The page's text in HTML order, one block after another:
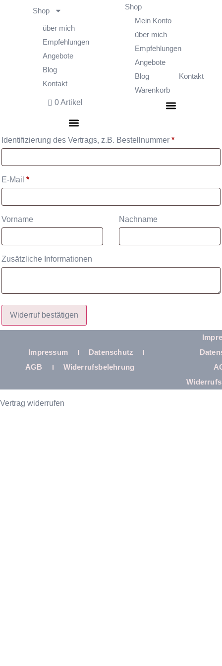
Shop
über mich
Empfehlungen
Angebote
Blog
Kontakt
0 Artikel
Shop
Mein Konto
über mich
Empfehlungen
Angebote
Blog
Kontakt
Warenkorb
Identifizierung des Vertrags, z.B. Bestellnummer *
E-Mail *
E-
Vorname Nachname
Zusätzliche Informationen
Widerruf bestätigen
Impressum
Datenschutz
AGB
Widerrufsbelehrung
Vertrag widerrufen